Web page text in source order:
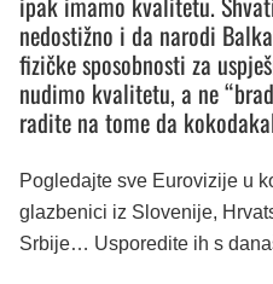
nedostižno i da narodi
fizičke sposobnosti za
nudimo kvalitetu, a ne
radite na tome da
Pogledajte sve Eurovizije u
glazbenici iz Slovenije,
Srbije… Usporedite ih s